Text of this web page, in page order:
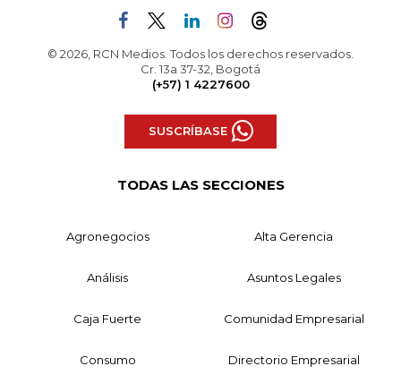
© 2026, RCN Medios. Todos los derechos reservados.
Cr. 13a 37-32, Bogotá
(+57) 1 4227600
SUSCRÍBASE
TODAS LAS SECCIONES
Agronegocios Alta Gerencia
Análisis Asuntos Legales
Caja Fuerte Comunidad Empresarial
Consumo Directorio Empresarial